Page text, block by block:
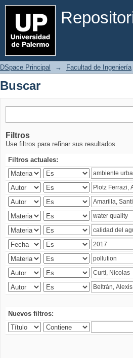
Buscar
DSpace Principal → Facultad de Ingeniería
Buscar
Filtros
Use filtros para refinar sus resultados.
Filtros actuales:
Nuevos filtros: